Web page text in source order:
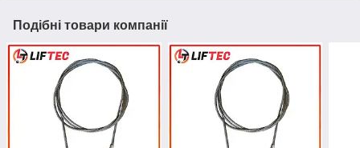
Подібні товари компанії